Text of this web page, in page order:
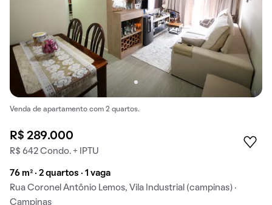
Venda de apartamento com 2 quartos.
R$ 289.000
R$ 642 Condo. + IPTU
76 m² · 2 quartos · 1 vaga
Rua Coronel Antônio Lemos, Vila Industrial (campinas) ·
Campinas